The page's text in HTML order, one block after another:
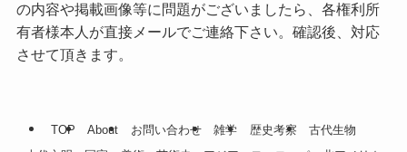
の内容や掲載画像等に問題がございましたら、各権利所
有者様本人が直接メールでご連絡下さい。確認後、対応
させて頂きます。
TOP About お問い合わせ 雑学 歴史考察
古代生物